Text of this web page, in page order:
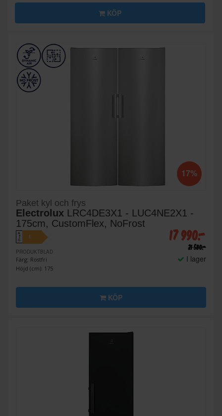
KÖP
17%
Paket kyl och frys
Electrolux LRC4DE3X1 - LUC4NE2X1 -
175cm, CustomFlex, NoFrost
A
↑
G
E
PRODUKTBLAD
Färg: Rostfri
Höjd (cm): 175
17 990:-
21 580:-
I lager
KÖP